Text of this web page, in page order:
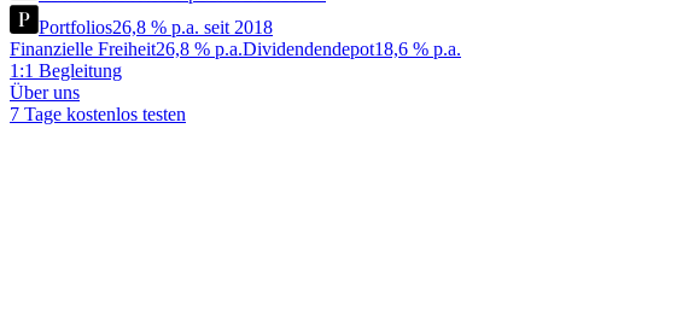
Portfolios26,8 % p.a. seit 2018
Finanzielle Freiheit26,8 % p.a.Dividendendepot18,6 % p.a.
1:1 Begleitung
Über uns
7 Tage kostenlos testen